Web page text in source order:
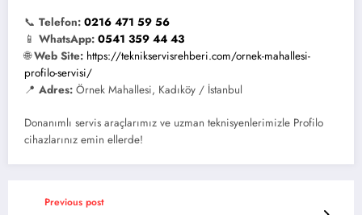
📞 Telefon: 0216 471 59 56
📱 WhatsApp: 0541 359 44 43
🌐Web Site: https://teknikservisrehberi.com/ornek-mahallesi-
profilo-servisi/
📍 Adres: Örnek Mahallesi, Kadıköy / İstanbul
Donanımlı servis araçlarımız ve uzman teknisyenlerimizle Profilo
cihazlarınız emin ellerde!
Previous post